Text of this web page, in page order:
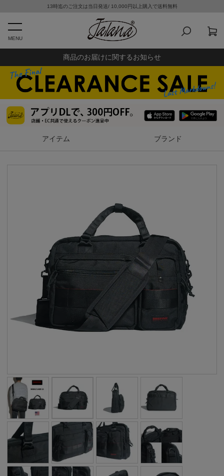
13時迄のご注文は当日発送/ 10,000円以上購入で送料無料
MENU
商品のお届けに関するお知らせ
アイテム ブランド